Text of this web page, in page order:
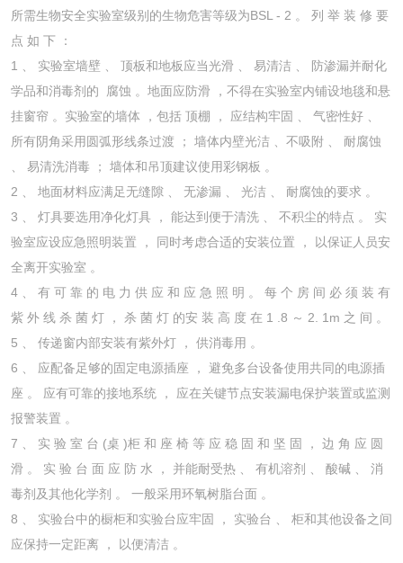
所需生物安全实验室级别的生物危害等级为BSL - 2 。 列 举 装 修 要
点 如 下 ：
1 、 实验室墙壁 、 顶板和地板应当光滑 、 易清洁 、 防渗漏并耐化
学品和消毒剂的 腐蚀 。地面应防滑 ，不得在实验室内铺设地毯和悬
挂窗帘 。实验室的墙体 ，包括 顶棚 ， 应结构牢固 、 气密性好 、
所有阴角采用圆弧形线条过渡 ； 墙体内壁光洁 、不吸附 、 耐腐蚀
、 易清洗消毒 ； 墙体和吊顶建议使用彩钢板 。
2 、 地面材料应满足无缝隙 、 无渗漏 、 光洁 、 耐腐蚀的要求 。
3 、 灯具要选用净化灯具 ， 能达到便于清洗 、 不积尘的特点 。 实
验室应设应急照明装置 ， 同时考虑合适的安装位置 ， 以保证人员安
全离开实验室 。
4 、 有 可 靠 的 电 力 供 应 和 应 急 照 明 。 每 个 房 间 必 须 装 有
紫 外 线 杀 菌 灯 ， 杀 菌 灯 的安 装 高 度 在 1 .8 ～ 2. 1m 之 间 。
5 、 传递窗内部安装有紫外灯 ， 供消毒用 。
6 、 应配备足够的固定电源插座 ， 避免多台设备使用共同的电源插
座 。 应有可靠的接地系统 ， 应在关键节点安装漏电保护装置或监测
报警装置 。
7 、 实 验 室 台 (桌 )柜 和 座 椅 等 应 稳 固 和 坚 固 ， 边 角 应 圆
滑 。 实 验 台 面 应 防 水 ， 并能耐受热 、 有机溶剂 、 酸碱 、 消
毒剂及其他化学剂 。 一般采用环氧树脂台面 。
8 、 实验台中的橱柜和实验台应牢固 ， 实验台 、 柜和其他设备之间
应保持一定距离 ， 以便清洁 。